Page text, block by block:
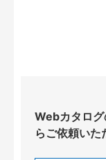
Webカタロ
らご依頼いた